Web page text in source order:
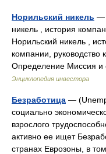
Норильский никель —
никель , история
Норильский никель ,
компании,
Определение Миссия
Энциклопедия инвестора
Безработица —
социально
взрослого
активно ее ищет
странах Еврозоны, в